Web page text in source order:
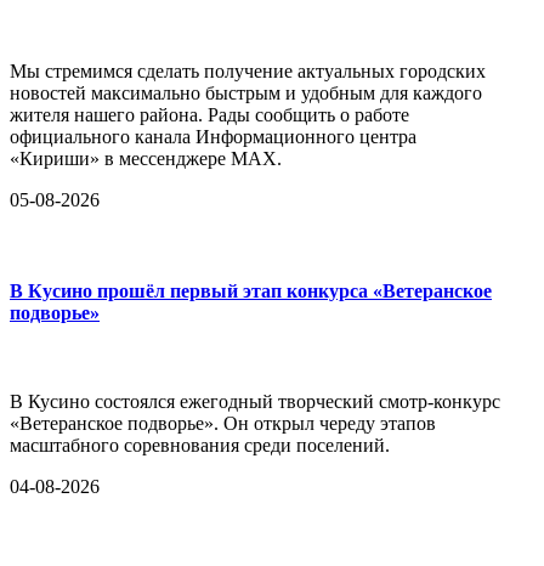
Мы стремимся сделать получение актуальных городских
новостей максимально быстрым и удобным для каждого
жителя нашего района. Рады сообщить о работе
официального канала Информационного центра
«Кириши» в мессенджере MAX.
05-08-2026
В Кусино прошёл первый этап конкурса «Ветеранское
подворье»
В Кусино состоялся ежегодный творческий смотр-конкурс
«Ветеранское подворье». Он открыл череду этапов
масштабного соревнования среди поселений.
04-08-2026